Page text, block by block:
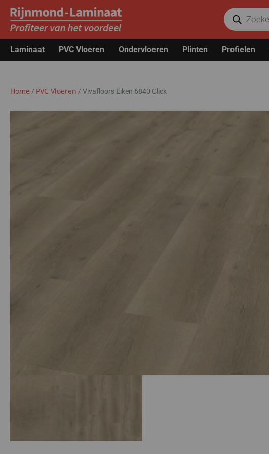
Laminaat PVC Vloeren Ondervloeren Plinten Profielen
Home / PVC Vloeren / Vivafloors Eiken 6840 Click